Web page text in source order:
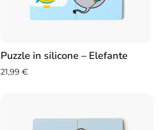
Puzzle in silicone – Elefante
21,99 €